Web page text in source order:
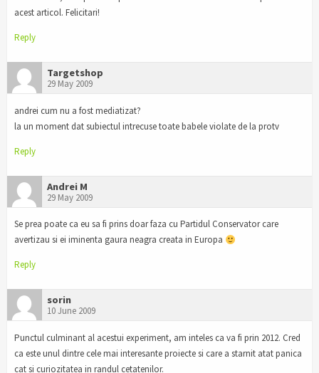
acest articol. Felicitari!
Reply
Targetshop
29 May 2009
andrei cum nu a fost mediatizat?
la un moment dat subiectul intrecuse toate babele violate de la protv
Reply
Andrei M
29 May 2009
Se prea poate ca eu sa fi prins doar faza cu Partidul Conservator care
avertizau si ei iminenta gaura neagra creata in Europa
Reply
sorin
10 June 2009
Punctul culminant al acestui experiment, am inteles ca va fi prin 2012. Cred
ca este unul dintre cele mai interesante proiecte si care a starnit atat panica
cat si curiozitatea in randul cetatenilor.